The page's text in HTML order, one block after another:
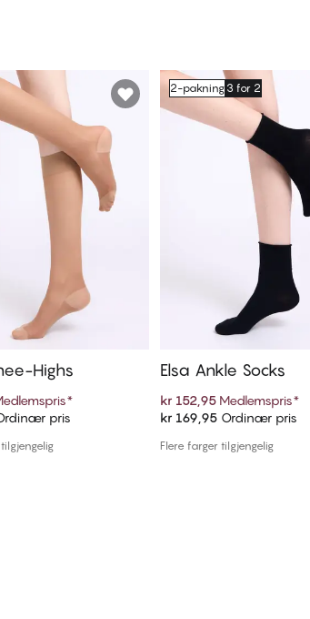
i handlekurven
Highs
*
pris Legg i handlekurven
2-pakning 3 for 2
Elsa Ankle Socks
kr 152,95 Medlemspris*
kr 169,95 Ordinær pris
Flere farger tilgjengelig